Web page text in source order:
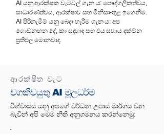
AI යනු ආරක්ෂක වැටවල් ගැන ය: පෞද්ගලිකත්වය,
සාධාරණත්වය, ආරක්ෂාව සහ මිනිසා-තුළ ඉගෙනීම.
AI පිරිනැමීම් යනු බෙදා හැරීම ගැන ය: අප
ගොඩනඟන දේ, කා සඳහාද සහ එය සහාය දක්වන
ප්‍රතිඵල මොනවාද.
ආරක්ෂිත වැට
වගකිවයුතු AI මූලධර්ම
විශ්වාසය යනු අපගේ වර්ධන උපාය මාර්ගය වන
බැවින් අපි මෙම නීති අනුගමනය කරන්නෙමු: